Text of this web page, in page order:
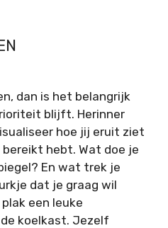
dan is het belangrijk
blijft. Herinner
hoe jij eruit ziet
hebt. Wat doe je
En wat trek je
dat je graag wil
een leuke
koelkast. Jezelf